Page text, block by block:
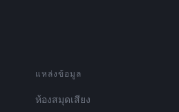
แหล่งข้อมูล
ห้องสมุดเสียง